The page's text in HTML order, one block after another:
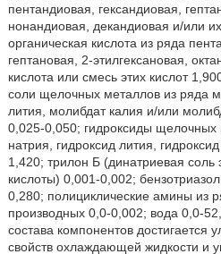
пентандиовая, гександиовая,
нонандиовая, декандиовая и/или
органическая кислота из ряда
гептановая, 2-этилгексановая,
кислота или смесь этих кислот
соли щелочных металлов из ряда
лития, молибдат калия и/или
0,025-0,050; гидроксиды щелочных
натрия, гидроксид лития,
1,420; трилон Б (динатриевая соль
кислоты) 0,001-0,002;
0,280; полициклические амины из
производных 0,0-0,002; вода 0,0-
состава компонентов достигается
свойств охлаждающей жидкости и